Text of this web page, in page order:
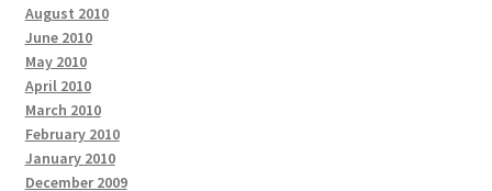
August 2010
June 2010
May 2010
April 2010
March 2010
February 2010
January 2010
December 2009